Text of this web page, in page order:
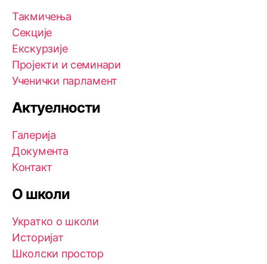
Такмичења
Секције
Екскурзије
Пројекти и семинари
Ученички парламент
Актуелности
Галерија
Документа
Контакт
О школи
Укратко о школи
Историјат
Школски простор